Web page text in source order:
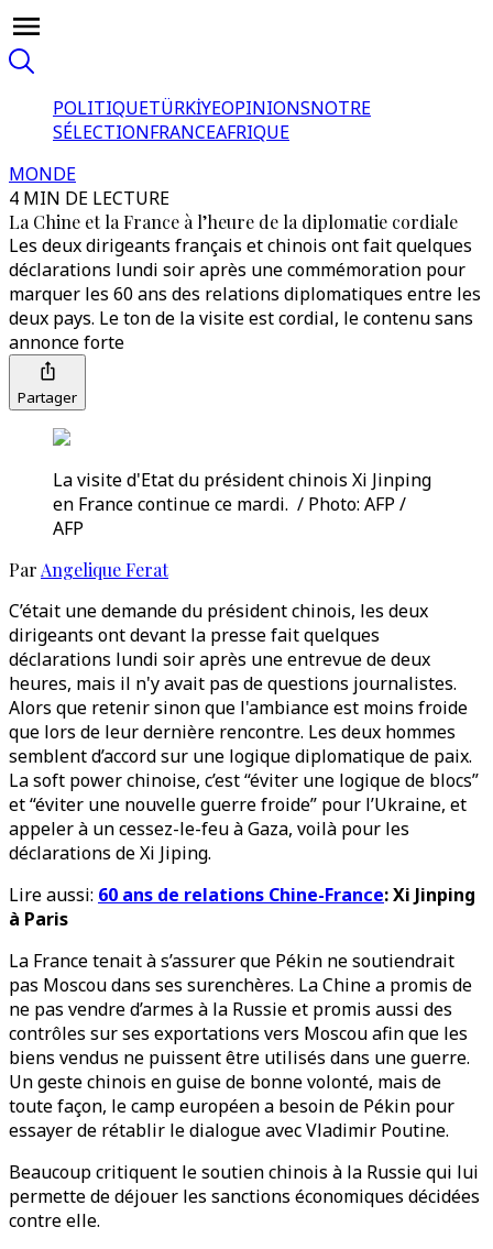
POLITIQUETÜRKİYEOPINIONSNOTRE
SÉLECTIONFRANCEAFRIQUE
MONDE
4 MIN DE LECTURE
La Chine et la France à l’heure de la diplomatie cordiale
Les deux dirigeants français et chinois ont fait quelques
déclarations lundi soir après une commémoration pour
marquer les 60 ans des relations diplomatiques entre les
deux pays. Le ton de la visite est cordial, le contenu sans
annonce forte
Partager
La visite d'Etat du président chinois Xi Jinping
en France continue ce mardi. / Photo: AFP /
AFP
Par Angelique Ferat
C’était une demande du président chinois, les deux
dirigeants ont devant la presse fait quelques
déclarations lundi soir après une entrevue de deux
heures, mais il n'y avait pas de questions journalistes.
Alors que retenir sinon que l'ambiance est moins froide
que lors de leur dernière rencontre. Les deux hommes
semblent d’accord sur une logique diplomatique de paix.
La soft power chinoise, c’est “éviter une logique de blocs”
et “éviter une nouvelle guerre froide” pour l’Ukraine, et
appeler à un cessez-le-feu à Gaza, voilà pour les
déclarations de Xi Jiping.
Lire aussi: 60 ans de relations Chine-France: Xi Jinping
à Paris
La France tenait à s’assurer que Pékin ne soutiendrait
pas Moscou dans ses surenchères. La Chine a promis de
ne pas vendre d’armes à la Russie et promis aussi des
contrôles sur ses exportations vers Moscou afin que les
biens vendus ne puissent être utilisés dans une guerre.
Un geste chinois en guise de bonne volonté, mais de
toute façon, le camp européen a besoin de Pékin pour
essayer de rétablir le dialogue avec Vladimir Poutine.
Beaucoup critiquent le soutien chinois à la Russie qui lui
permette de déjouer les sanctions économiques décidées
contre elle.